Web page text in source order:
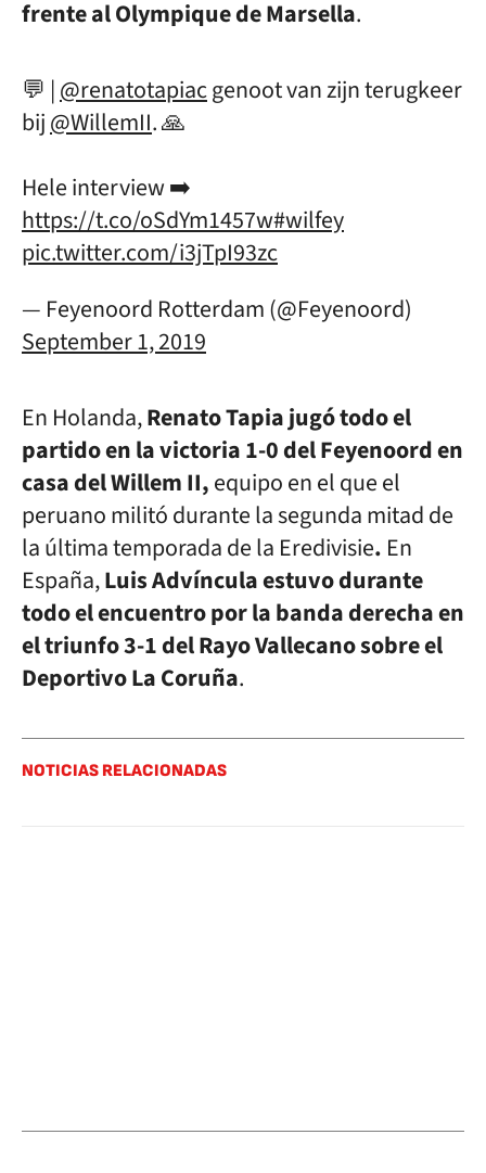
frente al Olympique de Marsella.
💬 |@renatotapiacgenoot van zijn terugkeer
bij@WillemII. 🙏
Hele interview ➡️
https://t.co/oSdYm1457w#wilfey
pic.twitter.com/i3jTpI93zc
— Feyenoord Rotterdam (@Feyenoord)
September 1, 2019
En Holanda,Renato Tapia jugó todo el
partido en la victoria 1-0 del Feyenoord en
casa del Willem II,equipo en el que el
peruano militó durante la segunda mitad de
la última temporada de la Eredivisie. En
España,Luis Advíncula estuvo durante
todo el encuentro por la banda derecha en
el triunfo 3-1 del Rayo Vallecano sobre el
Deportivo La Coruña.
NOTICIAS RELACIONADAS